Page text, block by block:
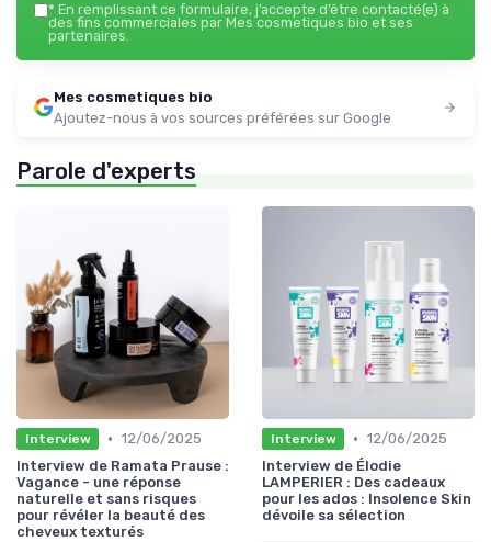
* En remplissant ce formulaire, j’accepte d’être contacté(e) à
des fins commerciales par Mes cosmetiques bio et ses
partenaires.
Mes cosmetiques bio
Ajoutez-nous à vos sources préférées sur Google
Parole d'experts
Interview • 12/06/2025
Interview de Ramata Prause :
Vagance - une réponse
naturelle et sans risques
pour révéler la beauté des
cheveux texturés
Interview • 12/06/2025
Interview de Élodie
LAMPERIER : Des cadeaux
pour les ados : Insolence Skin
dévoile sa sélection